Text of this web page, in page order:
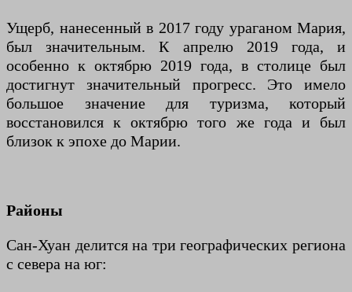
Ущерб, нанесенный в 2017 году ураганом Мария,
был значительным. К апрелю 2019 года, и
особенно к октябрю 2019 года, в столице был
достигнут значительный прогресс. Это имело
большое значение для туризма, который
восстановился к октябрю того же года и был
близок к эпохе до Марии.
Районы
Сан-Хуан делится на три географических региона
с севера на юг: